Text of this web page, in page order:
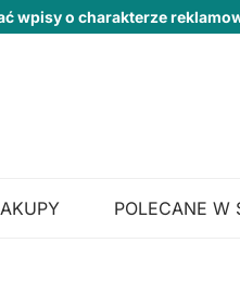
wpisy o charakterze
POLECANE W